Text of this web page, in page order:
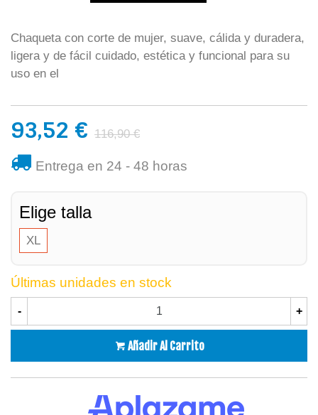
Chaqueta con corte de mujer, suave, cálida y duradera,
ligera y de fácil cuidado, estética y funcional para su
uso en el
93,52 € 116,90 €
Entrega en 24 - 48 horas
Elige talla
XL
Últimas unidades en stock
- +
Añadir Al Carrito